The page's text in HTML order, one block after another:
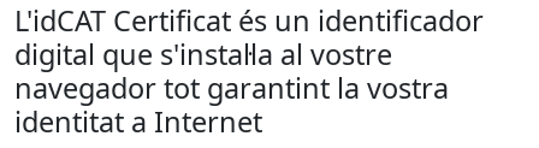
L'idCAT Certificat és un identificador
digital que s'instal·la al vostre
navegador tot garantint la vostra
identitat a Internet